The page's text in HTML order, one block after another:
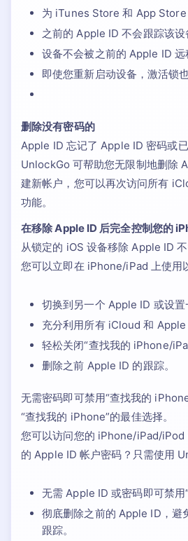
为 iTunes Store 和 App Store
之前的 Apple ID 不会跟踪该设
设备不会被之前的 Apple ID 远
即使您重新启动设备，激活锁
删除没有密码的
Apple ID 忘记了 Apple ID 密码或
UnlockGo 可帮助您无限制地删除
建新帐户，您可以再次访问所有
功能。
在移除 Apple ID 后完全控制您的
从锁定的 iOS 设备移除 Apple ID
您可以立即在 iPhone/iPad 上使用
切换到另一个 Apple ID 或设置
充分利用所有 iCloud 和 Apple
轻松关闭“查找我的 iPhone/
删除之前 Apple ID 的跟踪。
无需密码即可禁用“查找我的
“查找我的 iPhone”的最佳选择。
您可以访问您的 iPhone/iPad/
的 Apple ID 帐户密码？只需使用
无需 Apple ID 或密码即可禁用
彻底删除之前的 Apple ID，避
跟踪。